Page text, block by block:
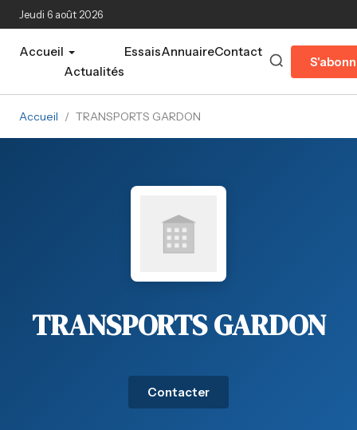
Aller au contenu principal
Jeudi 6 août 2026
Accueil
Actualités
EssaisAnnuaireContact
Accueil / TRANSPORTS GARDON
TRANSPORTS GARDON
Contacter